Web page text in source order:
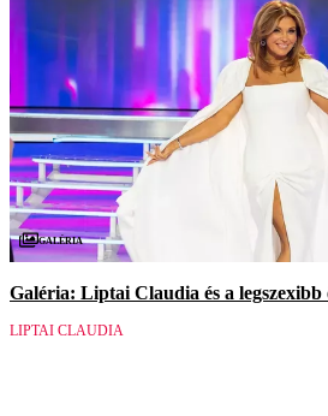
Galéria
Galéria: Liptai Claudia és a legszexibb
LIPTAI CLAUDIA